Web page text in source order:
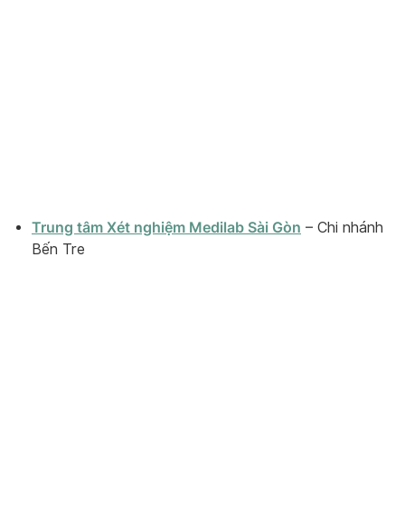
Trung tâm Xét nghiệm Medilab Sài Gòn – Chi nhánh
Bến Tre